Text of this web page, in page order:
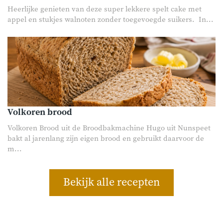
Heerlijke genieten van deze super lekkere spelt cake met
appel en stukjes walnoten zonder toegevoegde suikers. In...
Volkoren brood
Volkoren Brood uit de Broodbakmachine Hugo uit Nunspeet
bakt al jarenlang zijn eigen brood en gebruikt daarvoor de
m...
Bekijk alle recepten